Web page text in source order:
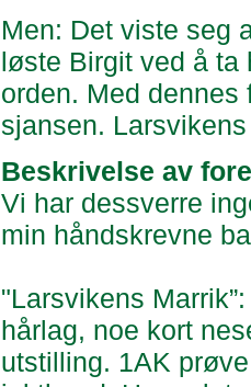
Men: Det viste seg
løste Birgit ved å
orden. Med
sjansen.
Beskrivelse av
Vi har dessverre
min håndskrevne
"Larsvikens
hårlag, noe kort
utstilling. 1AK